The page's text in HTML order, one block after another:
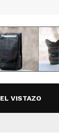
EL VISTAZO